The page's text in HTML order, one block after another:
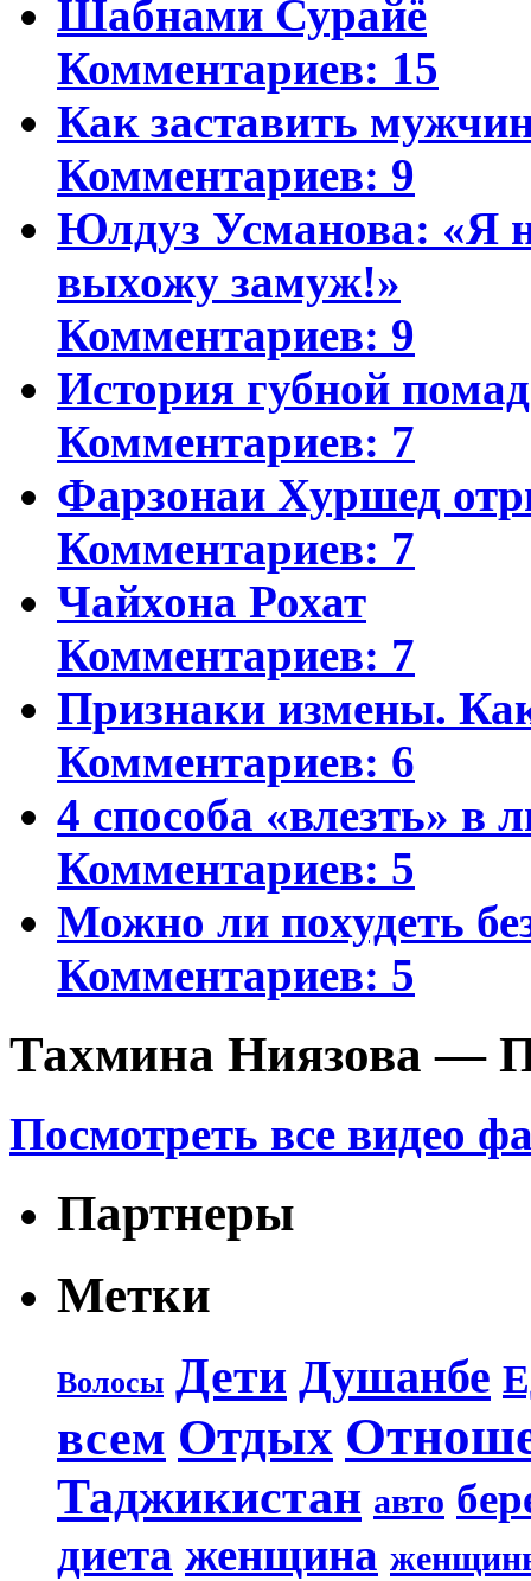
Шабнами Сурайё
Комментариев: 15
Как заставить
Комментариев: 9
Юлдуз Усманова: «Я
выхожу замуж!»
Комментариев: 9
История губной
Комментариев: 7
Фарзонаи Хуршед
Комментариев: 7
Чайхона Рохат
Комментариев: 7
Признаки измены.
Комментариев: 6
4 способа «влезть» в
Комментариев: 5
Можно ли похудеть
Комментариев: 5
Тахмина Ниязова —
Посмотреть все видео
Партнеры
Метки
Волосы Дети Душанбе
всем Отдых
Таджикистан авто
диета женщина